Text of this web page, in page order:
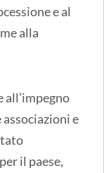
e al
alla
all’impegno
e
il paese,